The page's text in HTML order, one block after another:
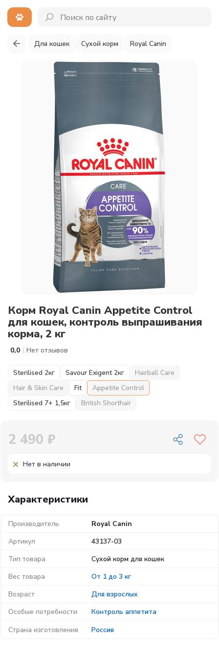
Для кошек Сухой корм Royal Canin
Корм Royal Canin Appetite Control
для кошек, контроль выпрашивания
корма, 2 кг
0,0 | Нет отзывов
Sterilised 2кг Savour Exigent 2кг
Hairball Care
Hair & Skin Care
Fit
Appetite Control
Sterilised 7+ 1,5кг
British Shorthair
Характеристики
Производитель
Royal Canin
Артикул
43137-03
Тип товара
Сухой корм для кошек
Вес товара
От 1 до 3 кг
Возраст
Для взрослых
Особые потребности
Контроль аппетита
Страна изготовления
Россия
2 490 ₽
Нет в наличии